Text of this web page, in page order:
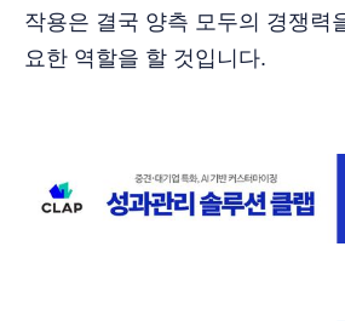
작용은 결국 양측 모두의 경쟁력
요한 역할을 할 것입니다.